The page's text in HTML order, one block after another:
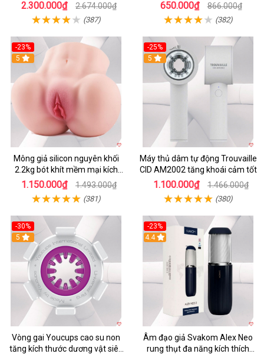
2.300.000₫ 2.674.000₫
(387)
650.000₫ 866.000₫
(382)
-23%
5
Mông giả silicon nguyên khối
2.2kg bót khít mềm mại kích
thích
1.150.000₫ 1.493.000₫
(381)
-25%
5
Máy thủ dâm tự động Trouvaille
CID AM2002 tăng khoái cảm tốt
1.100.000₫ 1.466.000₫
(380)
-30%
5
Vòng gai Youcups cao su non
tăng kích thước dương vật siêu
-23%
4.4
Âm đạo giả Svakom Alex Neo
rung thụt đa năng kích thích